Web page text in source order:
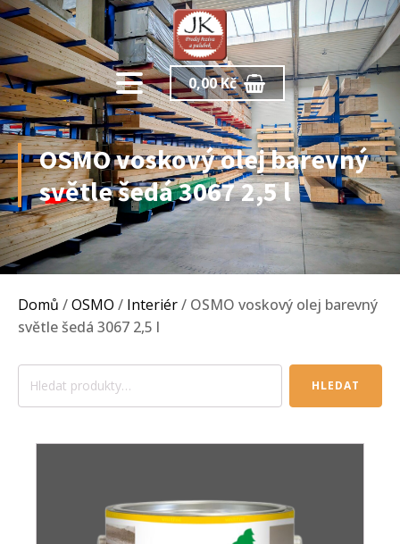
0,00Kč
OSMO voskový olej barevný
světle šedá 3067 2,5 l
Domů /OSMO / Interiér/ OSMO voskový olej barevný
světle šedá 3067 2,5 l
Hledat: HLEDAT